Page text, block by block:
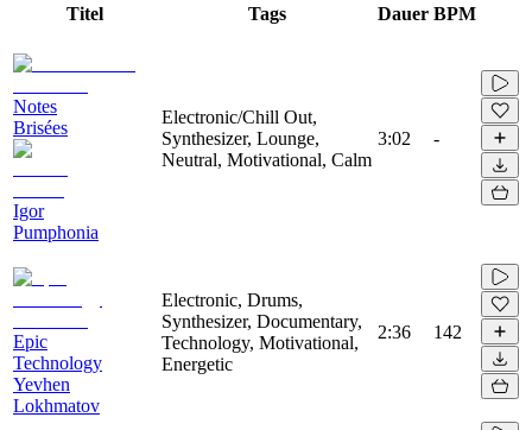
Titel Tags Dauer BPM
Notes
Brisées
Igor
Pumphonia
Electronic/Chill Out,
Synthesizer, Lounge,
Neutral, Motivational, Calm
3:02 -
Epic
Technology
Yevhen
Lokhmatov
Electronic, Drums,
Synthesizer, Documentary,
Technology, Motivational,
Energetic
2:36 142